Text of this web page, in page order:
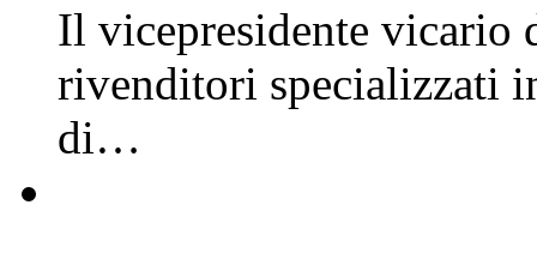
Il vicepresidente vicario
rivenditori specializzati
di…